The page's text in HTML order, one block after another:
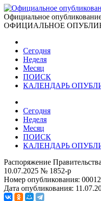
Официальное
ОФИЦИАЛЬНОЕ
Сегодня
Неделя
Месяц
ПОИСК
КАЛЕНДАРЬ
Сегодня
Неделя
Месяц
ПОИСК
КАЛЕНДАРЬ
Распоряжение
10.07.2025 № 1852-р
Номер опубликования:
Дата опубликования: